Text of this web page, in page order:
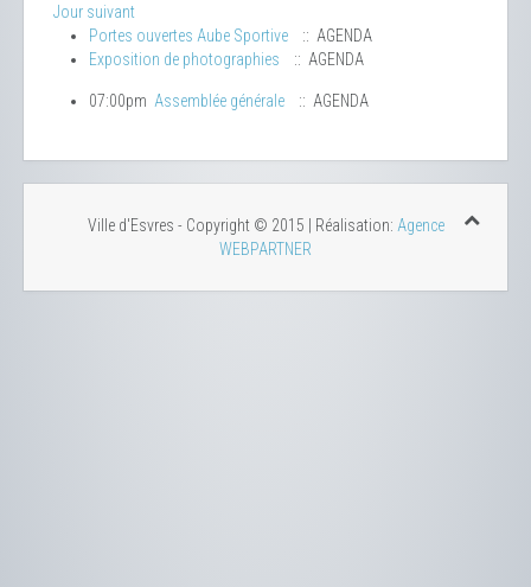
Jour suivant
Portes ouvertes Aube Sportive
:: AGENDA
Exposition de photographies
:: AGENDA
07:00pm Assemblée générale :: AGENDA
Ville d'Esvres - Copyright © 2015 | Réalisation: Agence
WEBPARTNER